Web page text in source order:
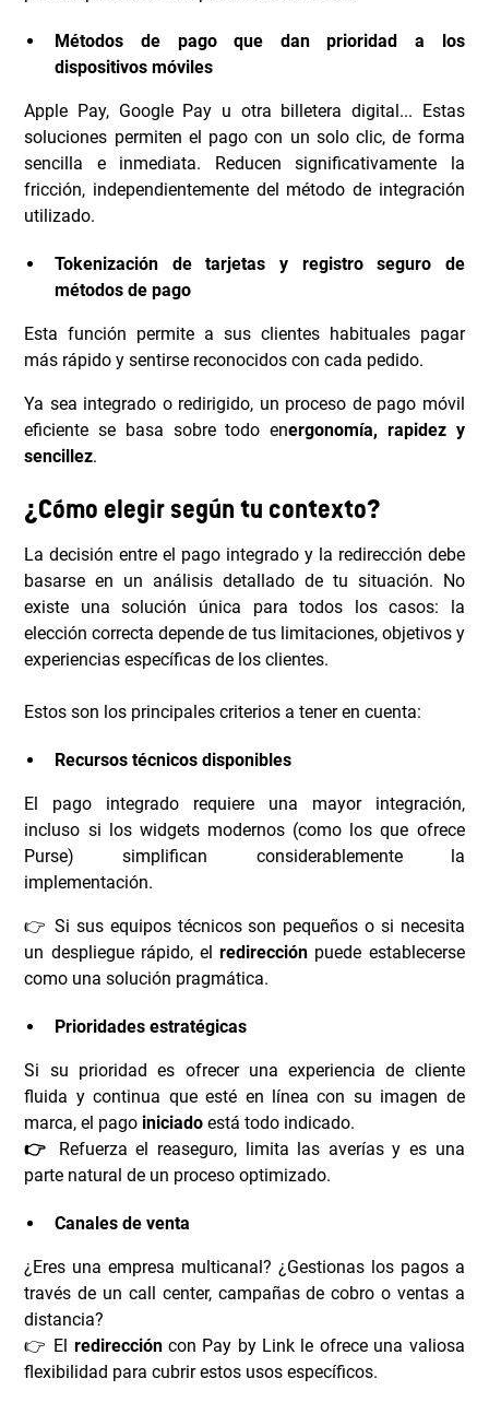
Métodos de pago que dan prioridad a los
dispositivos móviles
Apple Pay, Google Pay u otra billetera digital... Estas
soluciones permiten el pago con un solo clic, de forma
sencilla e inmediata. Reducen significativamente la
fricción, independientemente del método de integración
utilizado.
Tokenización de tarjetas y registro seguro de
métodos de pago
Esta función permite a sus clientes habituales pagar
más rápido y sentirse reconocidos con cada pedido.
Ya sea integrado o redirigido, un proceso de pago móvil
eficiente se basa sobre todo energonomía, rapidez y
sencillez.
¿Cómo elegir según tu contexto?
La decisión entre el pago integrado y la redirección debe
basarse en un análisis detallado de tu situación. No
existe una solución única para todos los casos: la
elección correcta depende de tus limitaciones, objetivos y
experiencias específicas de los clientes.
Estos son los principales criterios a tener en cuenta:
Recursos técnicos disponibles
El pago integrado requiere una mayor integración,
incluso si los widgets modernos (como los que ofrece
Purse) simplifican considerablemente la
implementación.
👉 Si sus equipos técnicos son pequeños o si necesita
un despliegue rápido, elredirección puede establecerse
como una solución pragmática.
Prioridades estratégicas
Si su prioridad es ofrecer una experiencia de cliente
fluida y continua que esté en línea con su imagen de
marca, el pago iniciado está todo indicado.
👉 Refuerza el reaseguro, limita las averías y es una
parte natural de un proceso optimizado.
Canales de venta
¿Eres una empresa multicanal? ¿Gestionas los pagos a
través de un call center, campañas de cobro o ventas a
distancia?
👉 El redireccióncon Pay by Link le ofrece una valiosa
flexibilidad para cubrir estos usos específicos.